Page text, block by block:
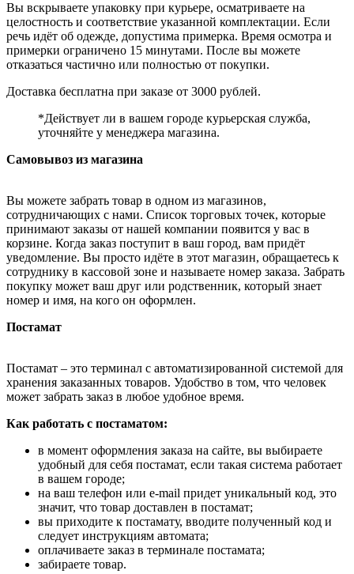
Вы вскрываете упаковку при курьере, осматриваете на
целостность и соответствие указанной комплектации. Если
речь идёт об одежде, допустима примерка. Время осмотра и
примерки ограничено 15 минутами. После вы можете
отказаться частично или полностью от покупки.
Доставка бесплатна при заказе от 3000 рублей.
*Действует ли в вашем городе курьерская служба,
уточняйте у менеджера магазина.
Самовывоз из магазина
Вы можете забрать товар в одном из магазинов,
сотрудничающих с нами. Список торговых точек, которые
принимают заказы от нашей компании появится у вас в
корзине. Когда заказ поступит в ваш город, вам придёт
уведомление. Вы просто идёте в этот магазин, обращаетесь к
сотруднику в кассовой зоне и называете номер заказа. Забрать
покупку может ваш друг или родственник, который знает
номер и имя, на кого он оформлен.
Постамат
Постамат – это терминал с автоматизированной системой для
хранения заказанных товаров. Удобство в том, что человек
может забрать заказ в любое удобное время.
Как работать с постаматом:
в момент оформления заказа на сайте, вы выбираете
удобный для себя постамат, если такая система работает
в вашем городе;
на ваш телефон или e-mail придет уникальный код, это
значит, что товар доставлен в постамат;
вы приходите к постамату, вводите полученный код и
следует инструкциям автомата;
оплачиваете заказ в терминале постамата;
забираете товар.